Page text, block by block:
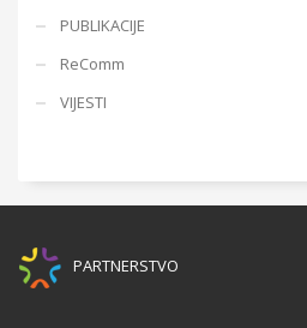
PUBLIKACIJE
ReComm
VIJESTI
PARTNERSTVO